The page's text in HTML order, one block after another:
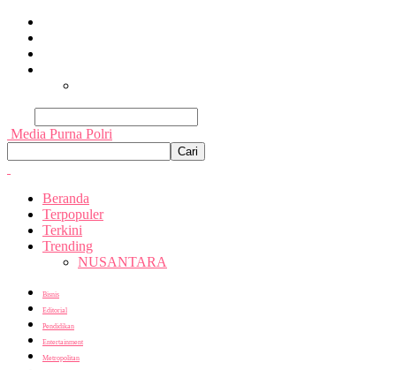
Media Purna Polri
Beranda
Terpopuler
Terkini
Trending
NUSANTARA
Bisnis
Editorial
Pendidikan
Entertainment
Metropolitan